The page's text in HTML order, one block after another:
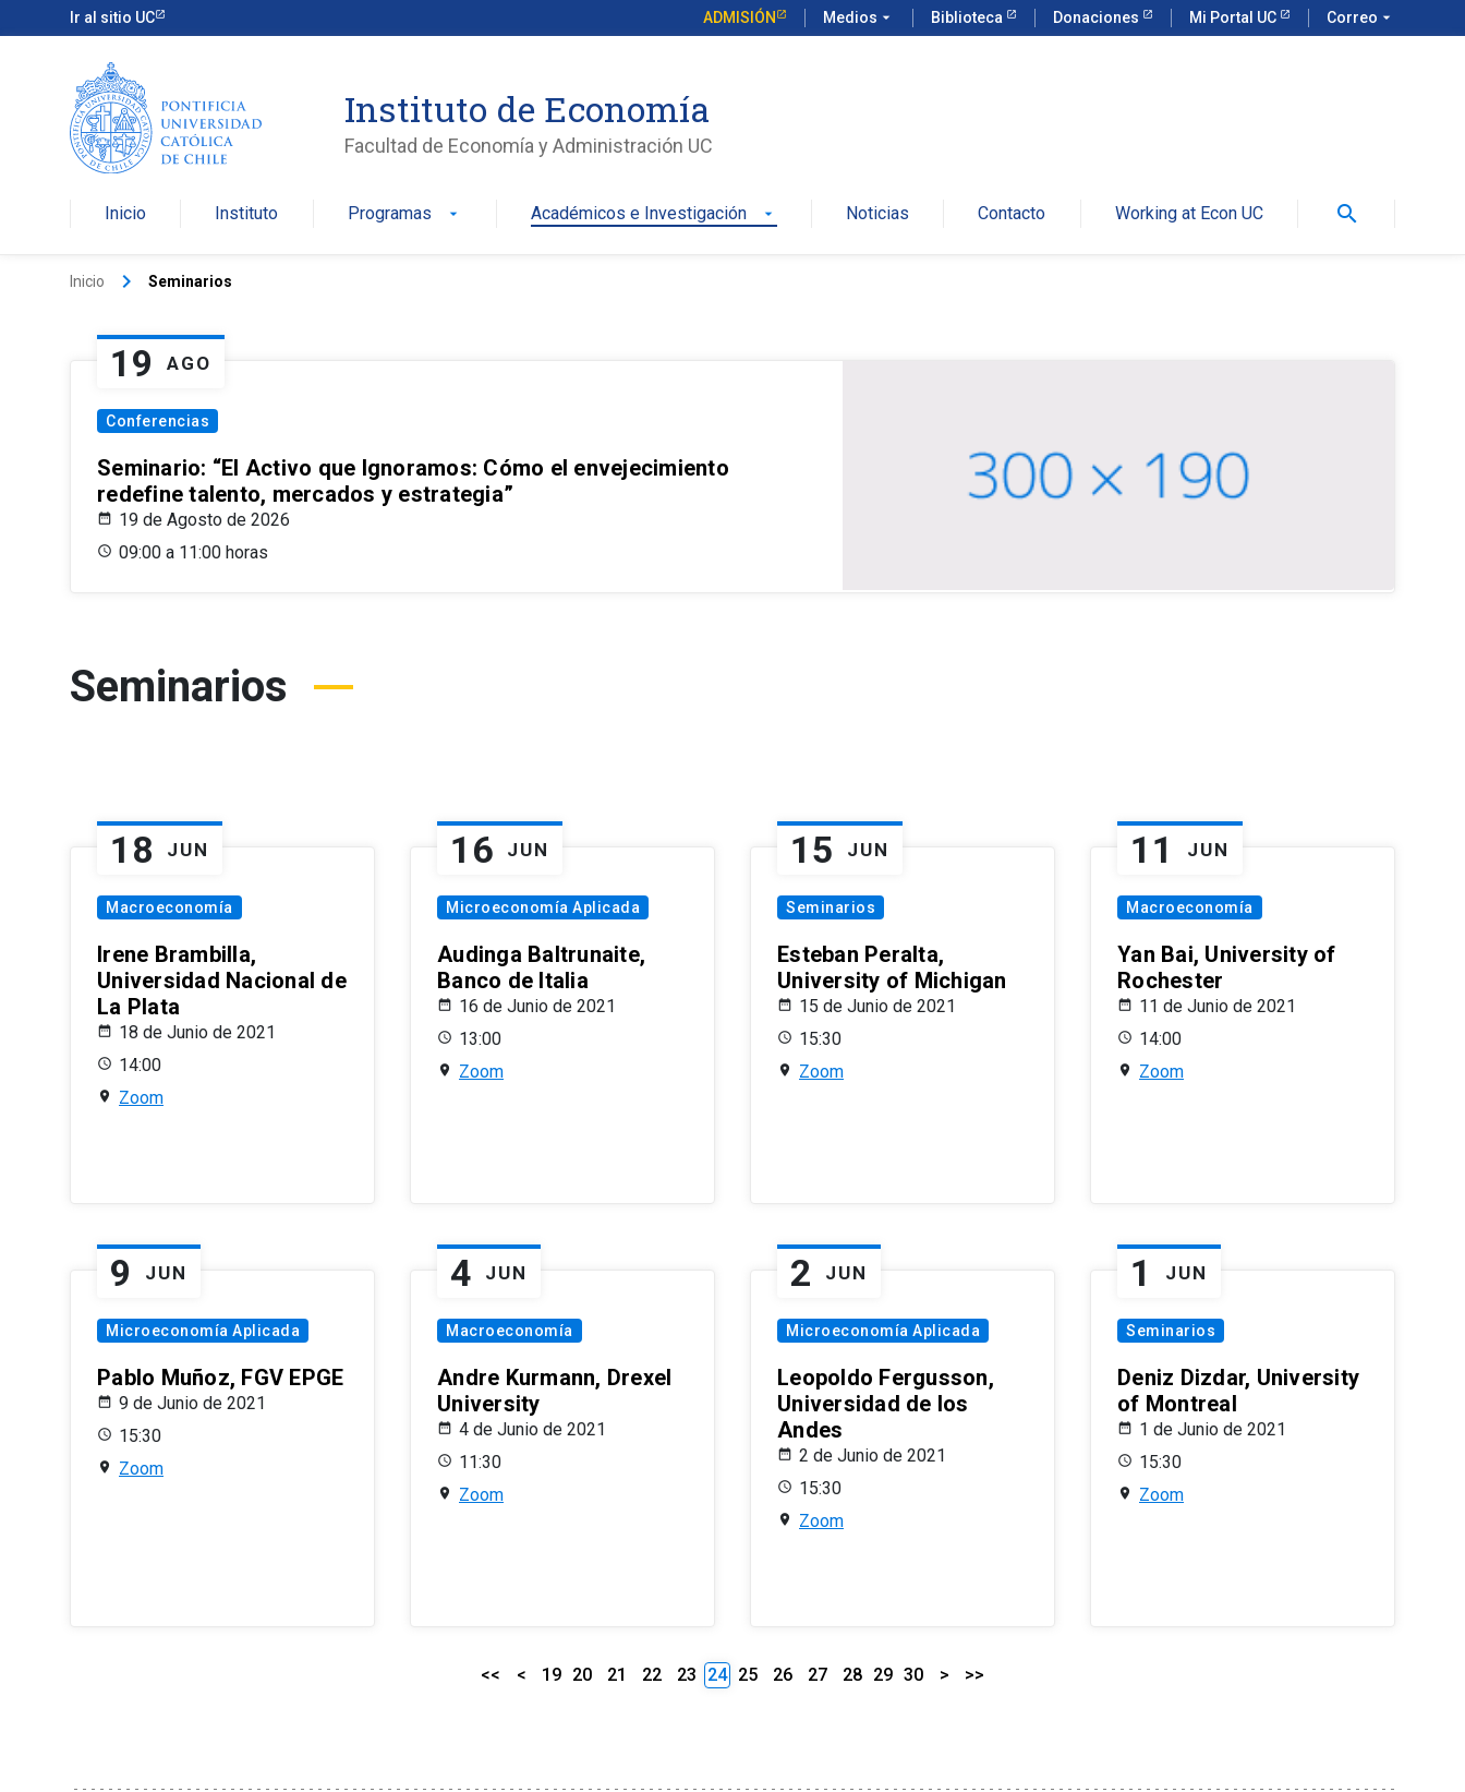
Ir al sitio UC ADMISIÓN Medios arrow_drop_down Biblioteca Donaciones Mi Portal UC Correo arrow_drop_down
Instituto de Economía
Facultad de Economía y Administración UC
Inicio Instituto Programas arrow_drop_down Académicos e Investigación arrow_drop_down Noticias Contacto Working at Econ UC search
Inicio keyboard_arrow_right Seminarios
19 AGO
Conferencias
Seminario: “El Activo que Ignoramos: Cómo el envejecimiento
redefine talento, mercados y estrategia”
19 de Agosto de 2026
09:00 a 11:00 horas
Seminarios
18 JUN
Macroeconomía
Irene Brambilla,
Universidad Nacional de
La Plata
18 de Junio de 2021
14:00
Zoom
16 JUN
Microeconomía Aplicada
Audinga Baltrunaite,
Banco de Italia
16 de Junio de 2021
13:00
Zoom
15 JUN
Seminarios
Esteban Peralta,
University of Michigan
15 de Junio de 2021
15:30
Zoom
11 JUN
Macroeconomía
Yan Bai, University of
Rochester
11 de Junio de 2021
14:00
Zoom
9 JUN
Microeconomía Aplicada
Pablo Muñoz, FGV EPGE
9 de Junio de 2021
15:30
Zoom
4 JUN
Macroeconomía
Andre Kurmann, Drexel
University
4 de Junio de 2021
11:30
Zoom
2 JUN
Microeconomía Aplicada
Leopoldo Fergusson,
Universidad de los
Andes
2 de Junio de 2021
15:30
Zoom
1 JUN
Seminarios
Deniz Dizdar, University
of Montreal
1 de Junio de 2021
15:30
Zoom
<< < 19 20 21 22 23 24 25 26 27 28 29 30 > >>